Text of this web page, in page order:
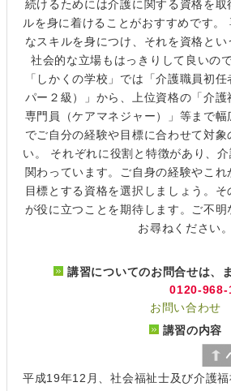
続けるためには介護に関する資格を
ルを身に着けることがおすすめです。
なスキルを身につけ、それを資格と
社会的な立場もはっきりして良いの
「しかくの学校」では「介護職員初
パー２級）」から、上位資格の「介
専門員（ケアマネジャー）」等まで
でご自分の経験や目標に合わせて対象
い。 それぞれに役割と特徴があり、
関わっています。ご自身の経験やこれ
目標とする資格を選択しましょう。
が役に立つことを期待します。ご不
お尋ねください。
講習についてのお問合せは、
0120-968-
お問い合わせ
講習の内容
平成19年12月、社会福祉士及び介護